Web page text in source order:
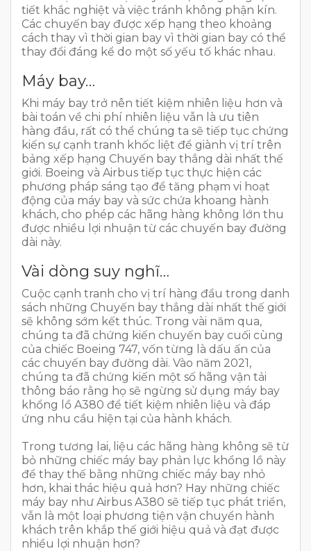
tiết khắc nghiệt và việc tránh không phận kín.
Các chuyến bay được xếp hạng theo khoảng
cách thay vì thời gian bay vì thời gian bay có thể
thay đổi đáng kể do một số yếu tố khác nhau.
Máy bay…
Khi máy bay trở nên tiết kiệm nhiên liệu hơn và
bài toán về chi phí nhiên liệu vẫn là ưu tiên
hàng đầu, rất có thể chúng ta sẽ tiếp tục chứng
kiến sự cạnh tranh khốc liệt để giành vị trí trên
bảng xếp hạng Chuyến bay thẳng dài nhất thế
giới. Boeing và Airbus tiếp tục thực hiện các
phương pháp sáng tạo để tăng phạm vi hoạt
động của máy bay và sức chứa khoang hành
khách, cho phép các hãng hàng không lớn thu
được nhiều lợi nhuận từ các chuyến bay đường
dài này.
Vài dòng suy nghĩ…
Cuộc cạnh tranh cho vị trí hàng đầu trong danh
sách những Chuyến bay thẳng dài nhất thế giới
sẽ không sớm kết thúc. Trong vài năm qua,
chúng ta đã chứng kiến chuyến bay cuối cùng
của chiếc Boeing 747, vốn từng là dấu ấn của
các chuyến bay đường dài. Vào năm 2021,
chúng ta đã chứng kiến một số hãng vận tải
thông báo rằng họ sẽ ngừng sử dụng máy bay
khổng lồ A380 để tiết kiệm nhiên liệu và đáp
ứng nhu cầu hiện tại của hành khách.
Trong tương lai, liệu các hãng hàng không sẽ từ
bỏ những chiếc máy bay phản lực khổng lồ này
để thay thế bằng những chiếc máy bay nhỏ
hơn, khai thác hiệu quả hơn? Hay những chiếc
máy bay như Airbus A380 sẽ tiếp tục phát triển,
vẫn là một loại phương tiện vận chuyển hành
khách trên khắp thế giới hiệu quả và đạt được
nhiều lợi nhuận hơn?